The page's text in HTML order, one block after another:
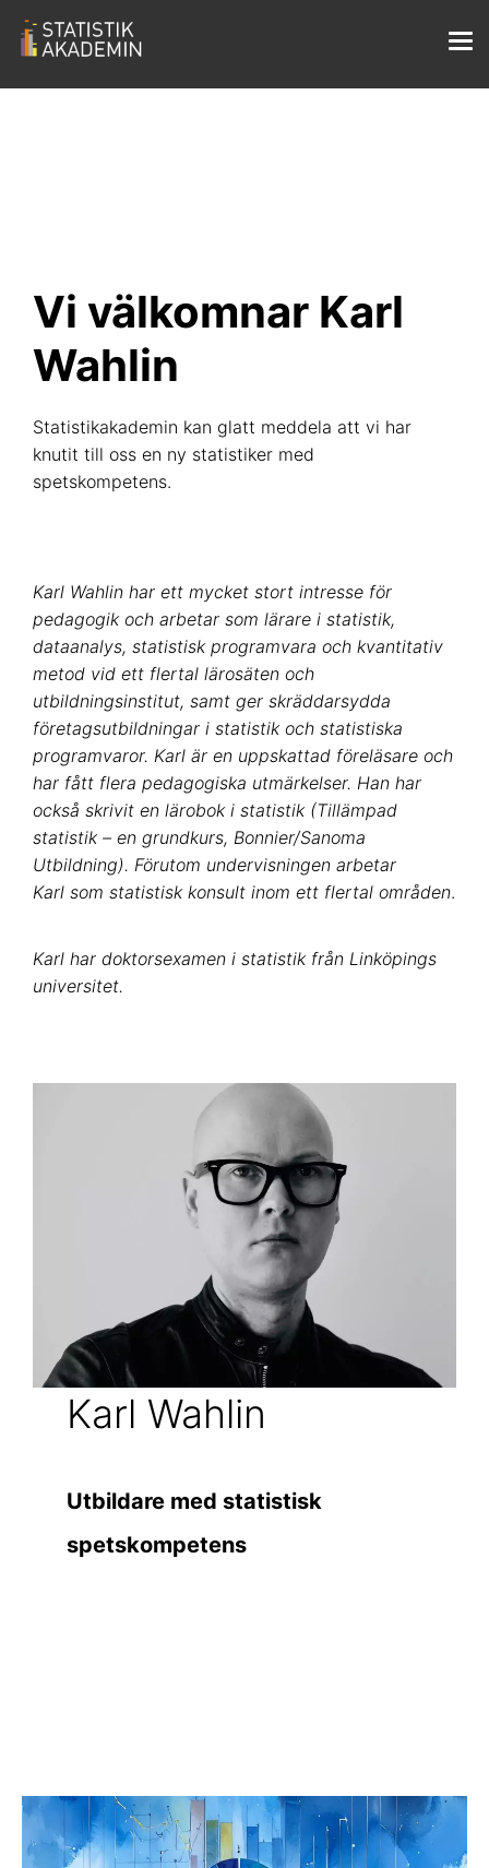
Vi välkomnar Karl
Wahlin
Statistikakademin kan glatt meddela att vi har
knutit till oss en ny statistiker med
spetskompetens.
Karl Wahlin har ett mycket stort intresse för
pedagogik och arbetar som lärare i statistik,
dataanalys, statistisk programvara och kvantitativ
metod vid ett flertal lärosäten och
utbildningsinstitut, samt ger skräddarsydda
företagsutbildningar i statistik och statistiska
programvaror. Karl är en uppskattad föreläsare och
har fått flera pedagogiska utmärkelser. Han har
också skrivit en lärobok i statistik (Tillämpad
statistik – en grundkurs, Bonnier/Sanoma
Utbildning). Förutom undervisningen arbetar
Karl som statistisk konsult inom ett flertal områden.
Karl har doktorsexamen i statistik från Linköpings
universitet.
Karl Wahlin
Utbildare med statistisk
spetskompetens